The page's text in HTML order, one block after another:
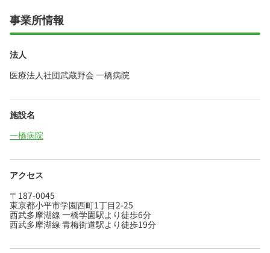
事業所情報
法人
医療法人社団武蔵野会 一橋病院
施設名
一橋病院
アクセス
〒187-0045
東京都小平市学園西町1丁目2-25
西武多摩湖線 一橋学園駅より徒歩6分
西武多摩湖線 青梅街道駅より徒歩19分